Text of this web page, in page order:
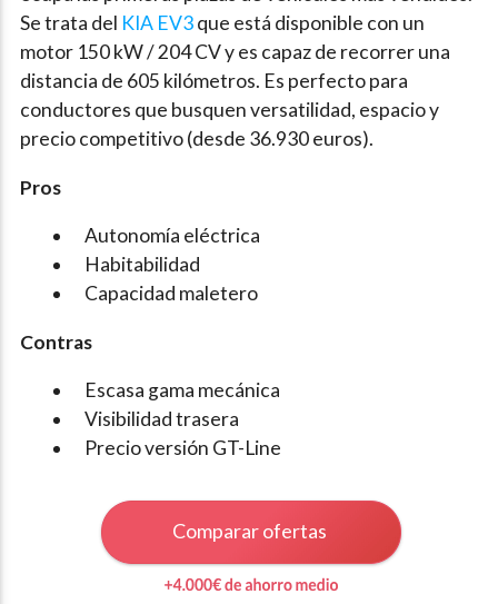
Se trata del KIA EV3que está disponible con un
motor 150 kW / 204 CV y es capaz de recorrer una
distancia de 605 kilómetros. Es perfecto para
conductores que busquen versatilidad, espacio y
precio competitivo (desde 36.930 euros).
Pros
Autonomía eléctrica
Habitabilidad
Capacidad maletero
Contras
Escasa gama mecánica
Visibilidad trasera
Precio versión GT-Line
Comparar ofertas